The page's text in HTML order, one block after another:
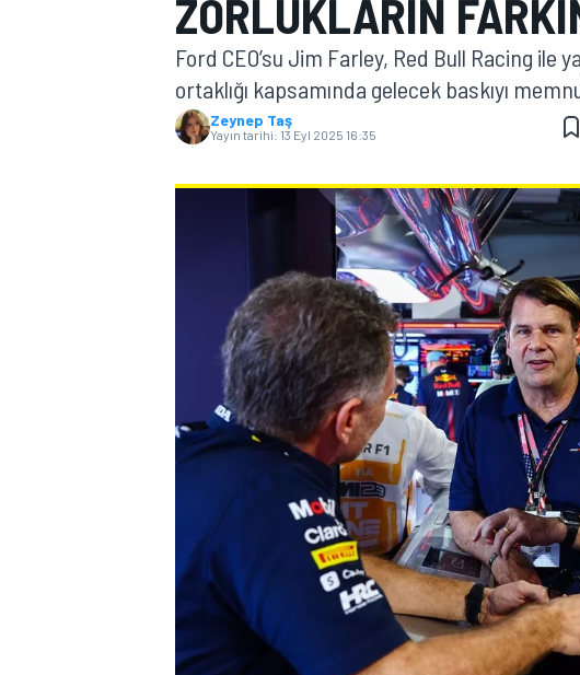
MOTOGP
WORLD SUPERBIKE
ZORLUKLARIN
Ford CEO’su Jim Farley, Red Bull Racing ile
ortaklığı kapsamında gelecek baskıyı
Zeynep Taş
Yayın tarihi: 13 Eyl 2025 16:35